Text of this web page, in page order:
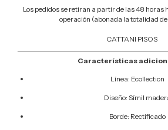
Los pedidos se retiran a partir de las 48 horas
operación (abonada la totalidad
CATTANI PISOS
Características
Línea: Ecollection
Diseño: Símil
Borde: Rectificado